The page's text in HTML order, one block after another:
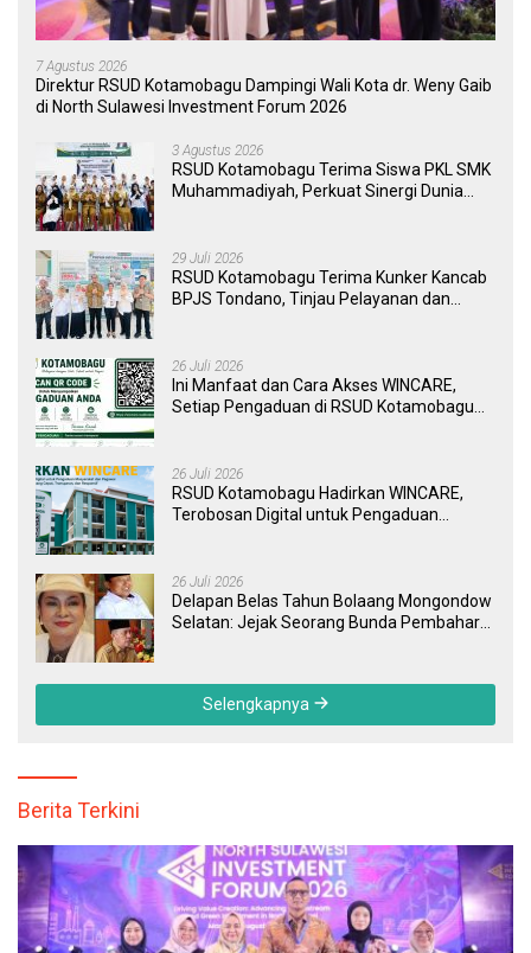
7 Agustus 2026
Direktur RSUD Kotamobagu Dampingi Wali Kota dr. Weny Gaib
di North Sulawesi Investment Forum 2026
3 Agustus 2026
RSUD Kotamobagu Terima Siswa PKL SMK
Muhammadiyah, Perkuat Sinergi Dunia
29 Juli 2026
RSUD Kotamobagu Terima Kunker Kancab
BPJS Tondano, Tinjau Pelayanan dan
26 Juli 2026
Ini Manfaat dan Cara Akses WINCARE,
Setiap Pengaduan di RSUD Kotamobagu
26 Juli 2026
RSUD Kotamobagu Hadirkan WINCARE,
Terobosan Digital untuk Pengaduan
26 Juli 2026
Delapan Belas Tahun Bolaang Mongondow
Selatan: Jejak Seorang Bunda Pembaharu
Selengkapnya
Berita Terkini